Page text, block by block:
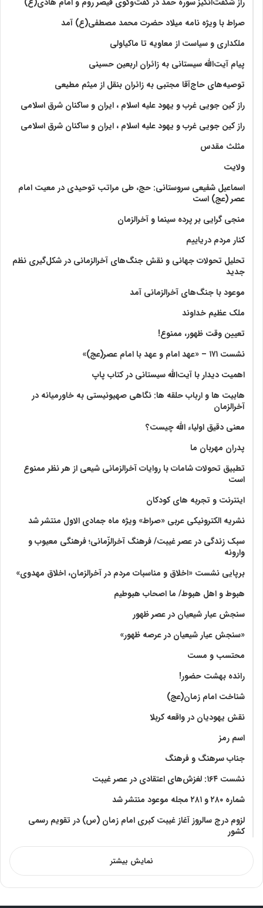
صراط با ویژه نامه میلاد حضرت محمد مصطفی(ع) آمد
ملکداری و سیاست از معاویه تا ماکیاولی
پیام آیت‌الله سیستانی به زائران اربعین حسینی
توصیه‌های حاج‌آقا مجتبی به زائران بنقل از میثم مطیعی
راز کین جویی غرب و یهود علیه اسلام ، ایران و ساکنان شرق اسلامی
راز کین جویی غرب و یهود علیه اسلام ، ایران و ساکنان شرق اسلامی
مثلث مقدس
ولايت‏
اسماعیل شفیعی سروستانی: حج، طی مراتب توحیدی در معیت امام
عصر (عج) است
منجی گرایی بر پرده سینما و آخرالزمان
کنار مردم دریاییم
تحلیل تحولات جهانی و نقش جنگ‌های آخرالزمانی در شکل‌گیری نظم
جدید
موعود با جنگ‌های آخرالزمانی آمد
ملک عظیم خداوند
تعیین وقت ظهور، ممنوع!
نشست ۱۷۱ – «عهد امام و عهد با امام عصر(عج)»
اهمیت دیدار با آیت‌الله سیستانی در کتاب پاپ
هابیت ها و ارباب حلقه ها: نگاهی صهیونیستی به خاورمیانه در
آخرالزمان
معنی دقیق اولیاء الله چیست؟
پدران مهربان ما
تطبیق تحولات شامات با روایات آخرالزمانی شیعی از هر نظر ممنوع
است
اینترنت و تجربه های کودکان
نشریه الکترونیکی عربی «صراط» ویژه ماه جمادی الاول منتشر شد
سبک زندگی در عصر غیبت/ فرهنگ آخرالزّمانی؛ فرهنگی معیوب و
وارونه
برپایی نشست «اخلاق و مناسبات مردم در آخرالزمان، اخلاق مهدوی»
هبوط و اهل هبوط/ ما اصحاب هبوطیم
سنجش عیار شیعیان در عصر ظهور
«سنجش عیار شیعیان در عرصه ظهور»
محتسب و مست
رانده بهشت‌ حضور!
شناخت امام زمان(عج)
نقش یهودیان در واقعه کربلا
اسم رمز
جناب سرهنگ و فرهنگ
نشست ۱۶۴: لغزش‌های اعتقادی در عصر غیبت
شماره ۲۸۰ و ۲۸۱ مجله موعود منتشر شد
لزوم درج سالروز آغاز غیبت کبری امام زمان (س) در تقویم رسمی
کشور
نمایش بیشتر